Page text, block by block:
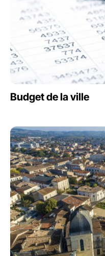
Budget de la ville